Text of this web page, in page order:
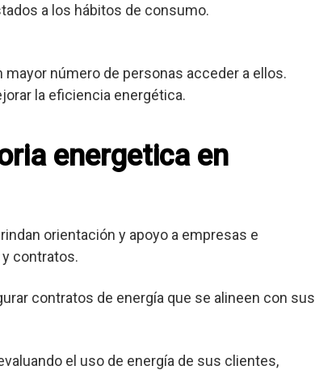
a los hábitos de consumo.
número de personas acceder a ellos.
la eficiencia energética.
energetica en
orientación y apoyo a empresas e
contratos.
contratos de energía que se alineen con sus
el uso de energía de sus clientes,